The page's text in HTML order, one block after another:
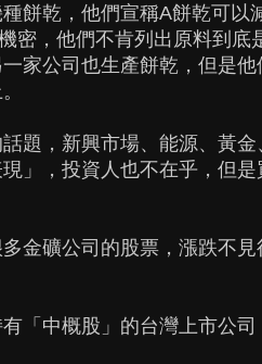
餅乾，他們宣稱A餅乾可以
密，他們不肯列出原料到底
家公司也生產餅乾，但是
題，新興市場、能源、黃金
」，投資人也不在乎，但
金礦公司的股票，漲跌不
「中概股」的台灣上市公